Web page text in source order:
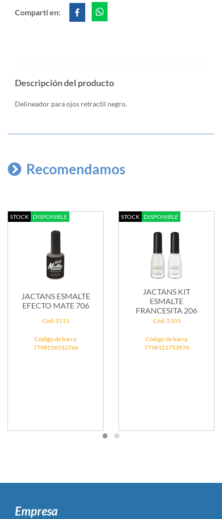
Compartí en:
Descripción del producto
Delineador para ojos retractil negro.
Recomendamos
STOCK DISPONIBLE
JACTANS ESMALTE
EFECTO MATE 706
Cód: 5111
Código de barra
7798156552766
STOCK DISPONIBLE
JACTANS KIT
ESMALTE
FRANCESITA 206
Cód: 5103
Código de barra
7798121753976
Empresa